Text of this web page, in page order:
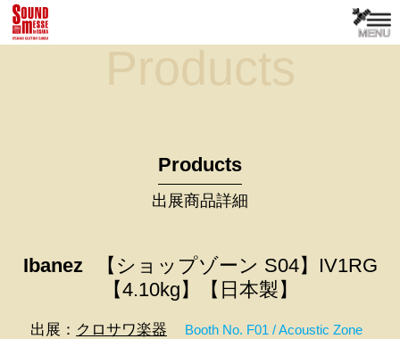
Products
Products
出展商品詳細
Ibanez
【ショップゾーン S04】IV1RG
【4.10kg】【日本製】
出展： クロサワ楽器
Booth No. F01 / Acoustic Zone